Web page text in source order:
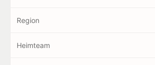
Region
Heimteam